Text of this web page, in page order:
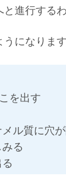
進行するわ
になります
を出す
ル質に穴が
る